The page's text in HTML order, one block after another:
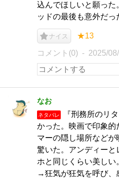
込んでほしいと願った
ッドの最後も意外だっ
ナイス ★13
コメント(0) 2025/08/
なお
ネタバレ
『刑務所のリ
かった。映画で印象的
マーの隠し場所など
驚いた。アンディーと
ホと同じくらい美し
→狂気が狂気を呼び、